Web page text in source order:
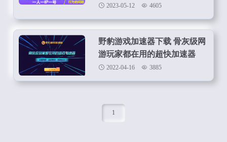
号在线购买
2023-05-12 4605
野豹游戏加速器下载 骨灰级网
游玩家都在用的超快加速器
2022-04-16 3885
1